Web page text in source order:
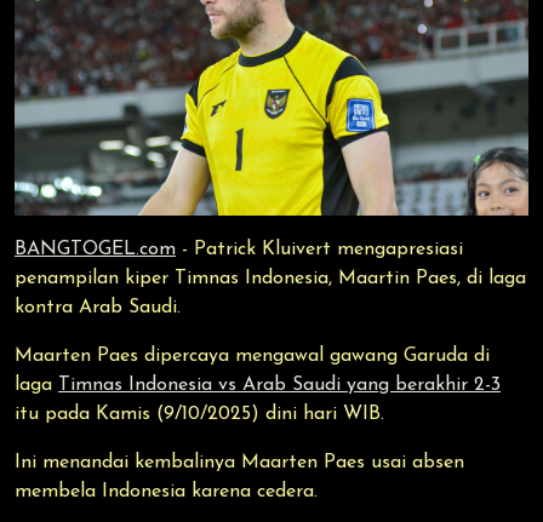
BANGTOGEL.com - Patrick Kluivert mengapresiasi
penampilan kiper Timnas Indonesia, Maartin Paes, di laga
kontra Arab Saudi.
Maarten Paes dipercaya mengawal gawang Garuda di
laga
Timnas Indonesia vs Arab Saudi yang berakhir 2-3
itu pada Kamis (9/10/2025) dini hari WIB.
Ini menandai kembalinya Maarten Paes usai absen
membela Indonesia karena cedera.